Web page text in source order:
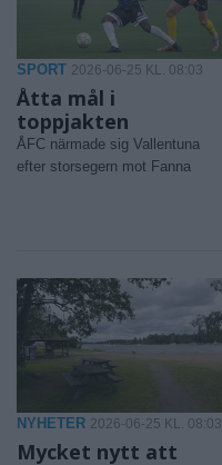
SPORT 2026-06-25 KL. 08:03
Åtta mål i
toppjakten
ÅFC närmade sig Vallentuna
efter storsegern mot Fanna
NYHETER 2026-06-25 KL. 08:03
Mycket nytt att